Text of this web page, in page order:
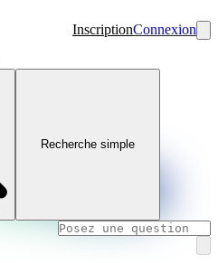
InscriptionConnexion
Recherche simple